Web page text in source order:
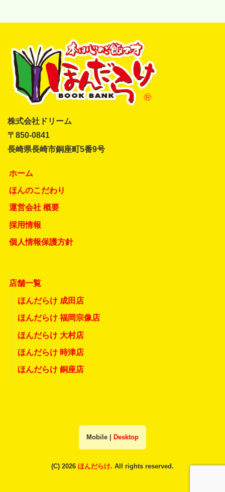
株式会社ドリーム
〒850-0841
長崎県長崎市銅座町5番9号
ホーム
ほんのこだわり
運営会社 概要
採用情報
個人情報保護方針
店舗一覧
ほんだらけ 成田店
ほんだらけ 福岡宗像店
ほんだらけ 大村店
ほんだらけ 時津店
ほんだらけ 銅座店
Mobile Desktop
(C) 2026 ほんだらけ. All rights reserved.